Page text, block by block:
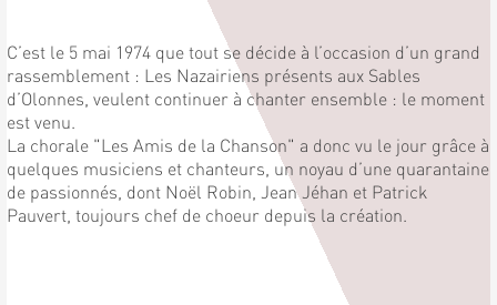
C’est le 5 mai 1974 que tout se décide à l’occasion d’un grand
rassemblement : Les Nazairiens présents aux Sables
d’Olonnes, veulent continuer à chanter ensemble : le moment
est venu.
La chorale "Les Amis de la Chanson" a donc vu le jour grâce à
quelques musiciens et chanteurs, un noyau d’une quarantaine
de passionnés, dont Noël Robin, Jean Jéhan et Patrick
Pauvert, toujours chef de choeur depuis la création.